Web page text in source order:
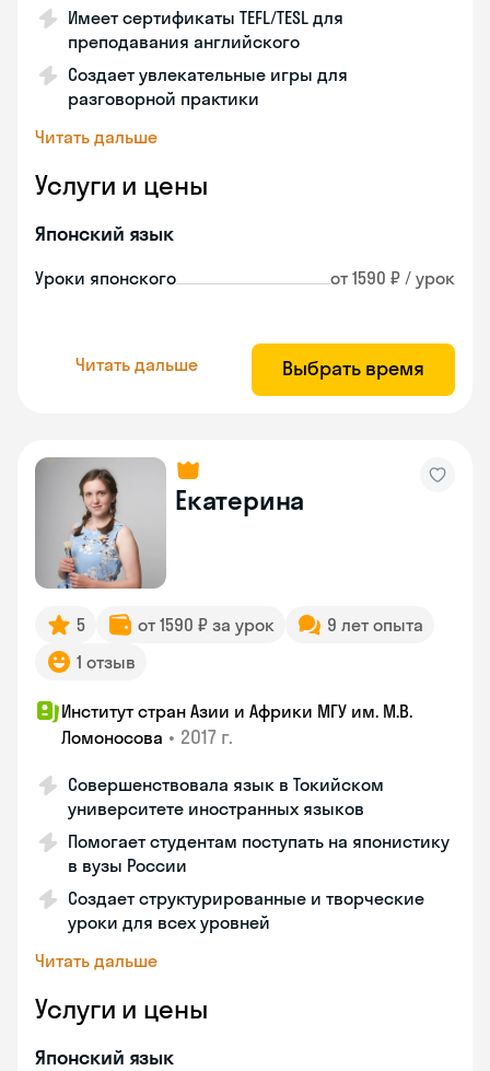
Имеет сертификаты TEFL/TESL для
преподавания английского
Создает увлекательные игры для
разговорной практики
Читать дальше
Услуги и цены
Японский язык
Уроки японского от 1590 ₽ / урок
Читать дальше Выбрать время
Екатерина
5 от 1590 ₽ за урок
9 лет опыта
1 отзыв
Институт стран Азии и Африки МГУ им. М.В.
Ломоносова • 2017 г.
Совершенствовала язык в Токийском
университете иностранных языков
Помогает студентам поступать на японистику
в вузы России
Создает структурированные и творческие
уроки для всех уровней
Читать дальше
Услуги и цены
Японский язык